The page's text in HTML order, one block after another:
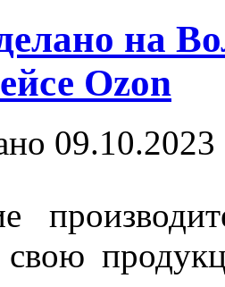
на
Ozon
свою